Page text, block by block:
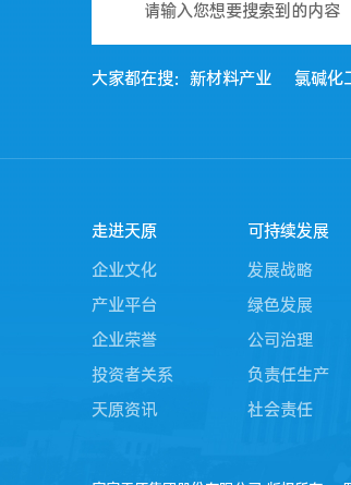
大家都在搜： 新材料产业 氯碱化
走进天原
企业文化
产业平台
企业荣誉
投资者关系
天原资讯
可持续发展
发展战略
绿色发展
公司治理
负责任生产
社会责任